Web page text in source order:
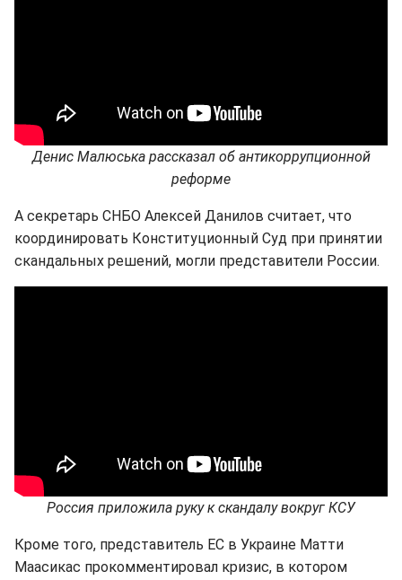
Денис Малюська рассказал об антикоррупционной
реформе
А секретарь СНБО Алексей Данилов считает, что
координировать Конституционный Суд при принятии
скандальных решений, могли представители России.
Россия приложила руку к скандалу вокруг КСУ
Кроме того, представитель ЕС в Украине Матти
Маасикас прокомментировал кризис, в котором